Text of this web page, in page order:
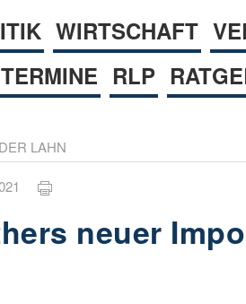
WIRTSCHAFT
TERMINE RLP
LAHN
neuer